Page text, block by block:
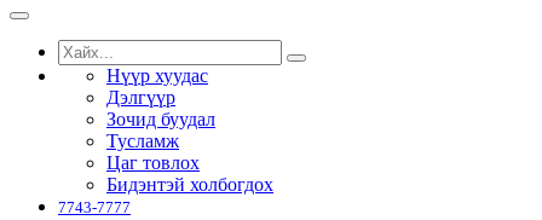
Нүүр хуудас
Дэлгүүр
Зочид буудал
Тусламж
Цаг товлох
Бидэнтэй холбогдох
7743-7777